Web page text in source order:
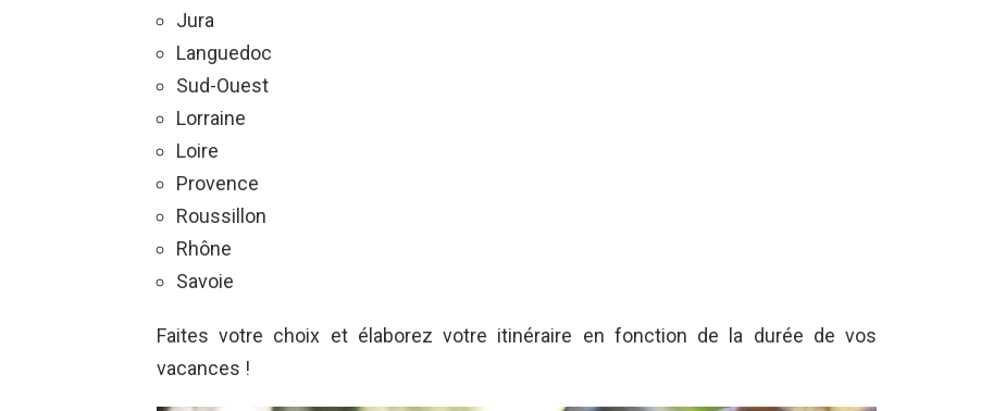
Jura
Languedoc
Sud-Ouest
Lorraine
Loire
Provence
Roussillon
Rhône
Savoie
Faites votre choix et élaborez votre itinéraire en fonction de la durée de vos
vacances !